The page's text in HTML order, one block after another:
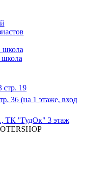
школа
стр. 19
36 (на 1 этаже, вход
ТК "ГудОк" 3 этаж